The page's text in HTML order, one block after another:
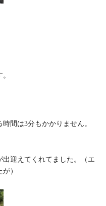
間は3分もかかりません。
迎えてくれてました。（エ
）